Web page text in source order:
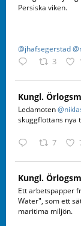
Persiska viken.
@jhafsegerstad
3
Kungl.
Ledamoten
skuggflottans nya
7
Kungl.
Ett arbetspapper
Water", som ett
maritima miljön.